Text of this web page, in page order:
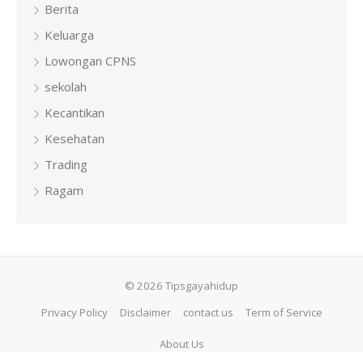
Berita
Keluarga
Lowongan CPNS
sekolah
Kecantikan
Kesehatan
Trading
Ragam
© 2026 Tipsgayahidup
Privacy Policy
Disclaimer contact us Term of Service
About Us